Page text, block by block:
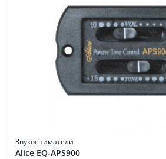
Звукосниматели
Alice EQ-APS900